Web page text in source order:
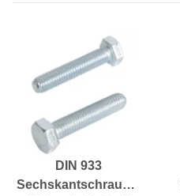
DIN 933
Sechskantschrauben